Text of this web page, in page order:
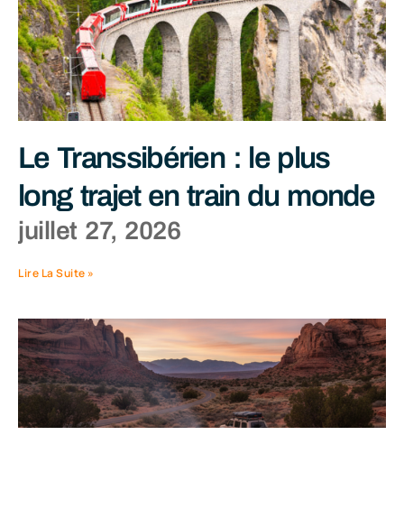
Le Transsibérien : le plus
long trajet en train du monde
juillet 27, 2026
Lire La Suite »